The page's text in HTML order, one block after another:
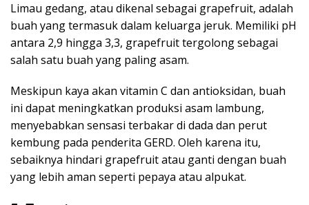
Limau gedang, atau dikenal sebagai grapefruit, adalah
buah yang termasuk dalam keluarga jeruk. Memiliki pH
antara 2,9 hingga 3,3, grapefruit tergolong sebagai
salah satu buah yang paling asam.
Meskipun kaya akan vitamin C dan antioksidan, buah
ini dapat meningkatkan produksi asam lambung,
menyebabkan sensasi terbakar di dada dan perut
kembung pada penderita GERD. Oleh karena itu,
sebaiknya hindari grapefruit atau ganti dengan buah
yang lebih aman seperti pepaya atau alpukat.